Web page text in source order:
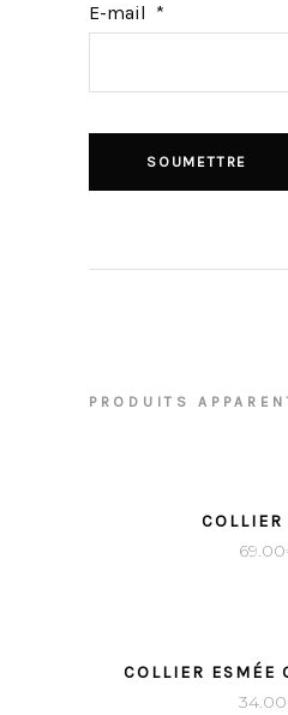
E-mail *
PRODUITS
COLLIER
69.00
COLLIER ESMÉE
34.00